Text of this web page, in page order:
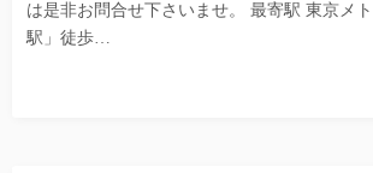
は是非お問合せ下さいませ。 最寄駅 東京メ
駅」徒歩…